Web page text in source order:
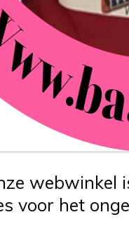
webwinkel
voor het